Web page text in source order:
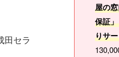
田セラ
屋の
保証
りサ